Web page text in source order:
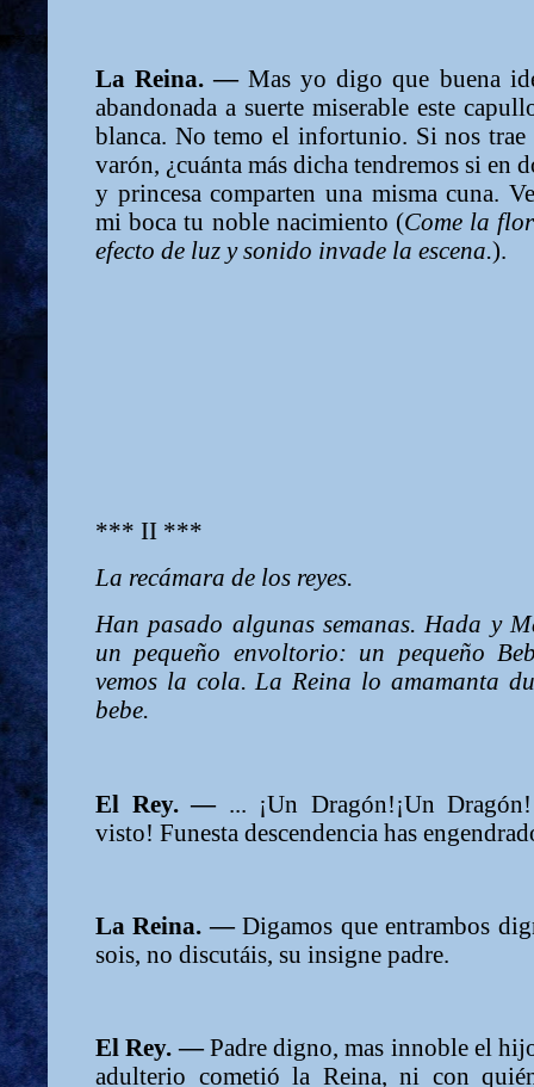
La Reina. —Mas yo digo que buena
abandonada a suerte miserable este
blanca. No temo el infortunio. Si nos trae
varón, ¿cuánta más dicha tendremos si en
y princesa comparten una misma cuna.
mi boca tu noble nacimiento (Come la
efecto de luz y sonido invade la escena.).
*** II ***
La recámara de los reyes.
Han pasado algunas semanas. Hada y
un pequeño envoltorio: un pequeño
vemos la cola. La Reina lo amamanta
bebe.
El Rey. — ... ¡Un Dragón!¡Un
visto! Funesta descendencia has
La Reina. —Digamos que entrambos
sois, no discutáis, su insigne padre.
El Rey. —Padre digno, mas innoble el
adulterio cometió la Reina, ni con